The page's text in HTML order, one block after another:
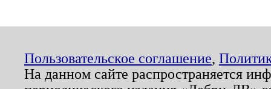
Пользовательское соглашение,
На данном сайте распространяется